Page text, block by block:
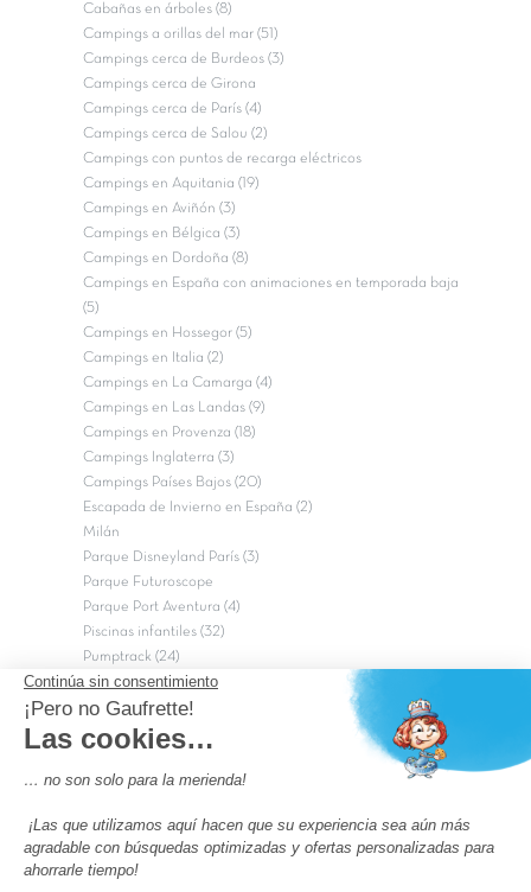
Cabañas en árboles (8)
Campings a orillas del mar (51)
Campings cerca de Burdeos (3)
Campings cerca de Girona
Campings cerca de París (4)
Campings cerca de Salou (2)
Campings con puntos de recarga eléctricos
Campings en Aquitania (19)
Campings en Aviñón (3)
Campings en Bélgica (3)
Campings en Dordoña (8)
Campings en España con animaciones en temporada baja
(5)
Campings en Hossegor (5)
Campings en Italia (2)
Campings en La Camarga (4)
Campings en Las Landas (9)
Campings en Provenza (18)
Campings Inglaterra (3)
Campings Países Bajos (20)
Escapada de Invierno en España (2)
Milán
Parque Disneyland París (3)
Parque Futuroscope
Parque Port Aventura (4)
Piscinas infantiles (32)
Pumptrack (24)
Puy du Fou (2)
Roma
Semana Santa (17)
Campings de 4 estrellas en Francia
Los camping con piscinas en Francia
Camping Barcelona
Camping Murcia